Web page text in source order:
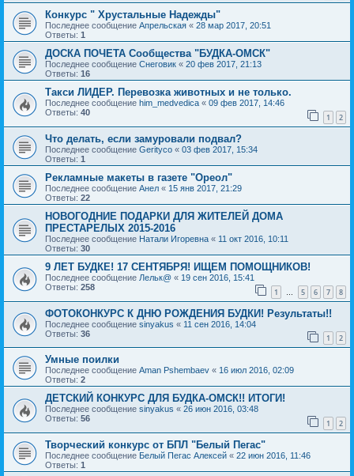
Конкурс " Хрустальные Надежды"
Последнее сообщение Апрельская « 28 мар 2017, 20:51
Ответы: 1
ДОСКА ПОЧЕТА Сообщества "БУДКА-ОМСК"
Последнее сообщение Снеговик « 20 фев 2017, 21:13
Ответы: 16
Такси ЛИДЕР. Перевозка животных и не только.
Последнее сообщение him_medvedica « 09 фев 2017, 14:46
Ответы: 40 1 2
Что делать, если замуровали подвал?
Последнее сообщение Gerityco « 03 фев 2017, 15:34
Ответы: 1
Рекламные макеты в газете "Ореол"
Последнее сообщение Анел « 15 янв 2017, 21:29
Ответы: 22
НОВОГОДНИЕ ПОДАРКИ ДЛЯ ЖИТЕЛЕЙ ДОМА
ПРЕСТАРЕЛЫХ 2015-2016
Последнее сообщение Натали Игоревна « 11 окт 2016, 10:11
Ответы: 30
9 ЛЕТ БУДКЕ! 17 СЕНТЯБРЯ! ИЩЕМ ПОМОЩНИКОВ!
Последнее сообщение Лельк@ « 19 сен 2016, 15:41
Ответы: 258 1 … 5 6 7 8
ФОТОКОНКУРС К ДНЮ РОЖДЕНИЯ БУДКИ! Результаты!!
Последнее сообщение sinyakus « 11 сен 2016, 14:04
Ответы: 36 1 2
Умные поилки
Последнее сообщение Aman Pshembaev « 16 июл 2016, 02:09
Ответы: 2
ДЕТСКИЙ КОНКУРС ДЛЯ БУДКА-ОМСК!! ИТОГИ!
Последнее сообщение sinyakus « 26 июн 2016, 03:48
Ответы: 56 1 2
Творческий конкурс от БПЛ "Белый Пегас"
Последнее сообщение Белый Пегас Алексей « 22 июн 2016, 11:46
Ответы: 1